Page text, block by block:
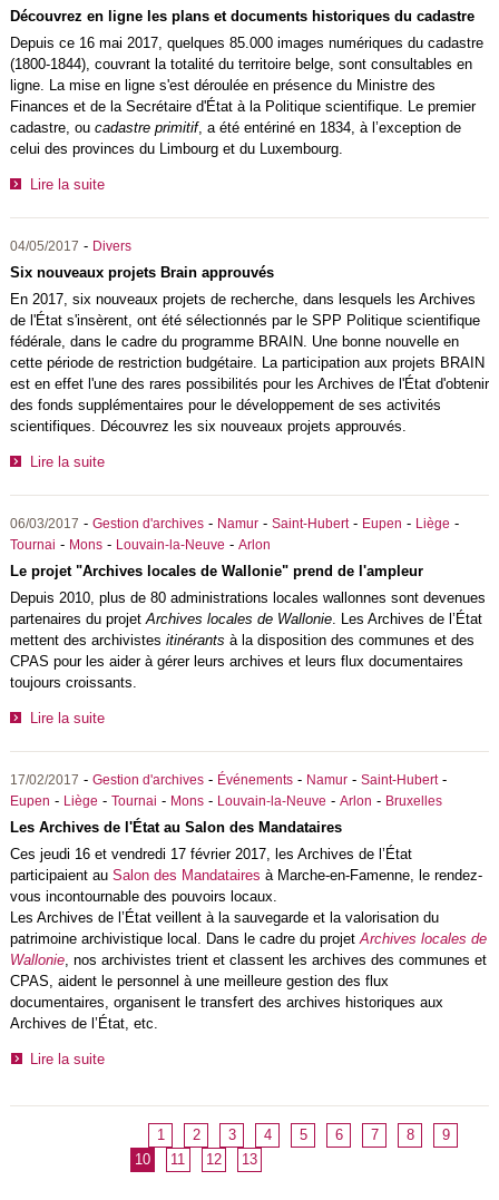
Découvrez en ligne les plans et documents historiques du cadastre
Depuis ce 16 mai 2017, quelques 85.000 images numériques du cadastre
(1800-1844), couvrant la totalité du territoire belge, sont consultables en
ligne. La mise en ligne s'est déroulée en présence du Ministre des
Finances et de la Secrétaire d'État à la Politique scientifique. Le premier
cadastre, ou cadastre primitif, a été entériné en 1834, à l’exception de
celui des provinces du Limbourg et du Luxembourg.
Lire la suite
04/05/2017 - Divers
Six nouveaux projets Brain approuvés
En 2017, six nouveaux projets de recherche, dans lesquels les Archives
de l'État s'insèrent, ont été sélectionnés par le SPP Politique scientifique
fédérale, dans le cadre du programme BRAIN. Une bonne nouvelle en
cette période de restriction budgétaire. La participation aux projets BRAIN
est en effet l'une des rares possibilités pour les Archives de l'État d'obtenir
des fonds supplémentaires pour le développement de ses activités
scientifiques. Découvrez les six nouveaux projets approuvés.
Lire la suite
06/03/2017 - Gestion d'archives- Namur- Saint-Hubert- Eupen - Liège -
Tournai - Mons- Louvain-la-Neuve - Arlon
Le projet "Archives locales de Wallonie" prend de l'ampleur
Depuis 2010, plus de 80 administrations locales wallonnes sont devenues
partenaires du projet Archives locales de Wallonie. Les Archives de l’État
mettent des archivistes itinérants à la disposition des communes et des
CPAS pour les aider à gérer leurs archives et leurs flux documentaires
toujours croissants.
Lire la suite
17/02/2017 - Gestion d'archives- Événements- Namur- Saint-Hubert-
Eupen - Liège - Tournai - Mons- Louvain-la-Neuve - Arlon - Bruxelles
Les Archives de l'État au Salon des Mandataires
Ces jeudi 16 et vendredi 17 février 2017, les Archives de l’État
participaient au Salon des Mandataires à Marche-en-Famenne, le rendez-
vous incontournable des pouvoirs locaux.
Les Archives de l’État veillent à la sauvegarde et la valorisation du
patrimoine archivistique local. Dans le cadre du projet Archives locales de
Wallonie, nos archivistes trient et classent les archives des communes et
CPAS, aident le personnel à une meilleure gestion des flux
documentaires, organisent le transfert des archives historiques aux
Archives de l’État, etc.
Lire la suite
1 2 3 4 5 6 7 8
9
10
11 12 13